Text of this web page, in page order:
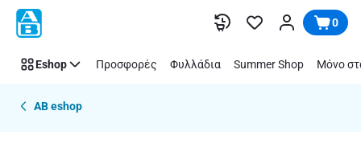
Παράλειψη 0
Eshop Προσφορές Φυλλάδια Summer Shop Μόνο
AB eshop